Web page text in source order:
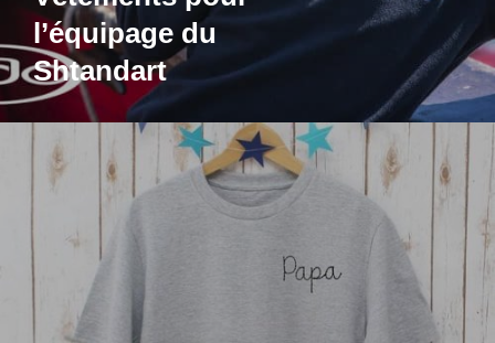
l’équipage du
Shtandart